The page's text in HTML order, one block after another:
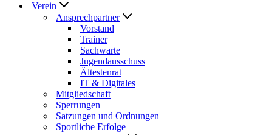
Verein
Ansprechpartner
Vorstand
Trainer
Sachwarte
Jugendausschuss
Ältestenrat
IT & Digitales
Mitgliedschaft
Sperrungen
Satzungen und Ordnungen
Sportliche Erfolge